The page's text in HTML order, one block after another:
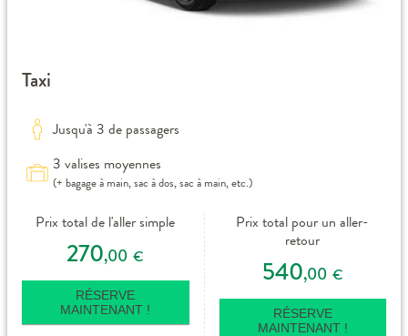
Taxi
Jusqu'à 3 de passagers
3 valises moyennes
(+ bagage à main, sac à dos, sac à main, etc.)
Prix total de l'aller simple
270,00 €
RÉSERVE
MAINTENANT !
Prix total pour un aller-
retour
540,00 €
RÉSERVE
MAINTENANT !